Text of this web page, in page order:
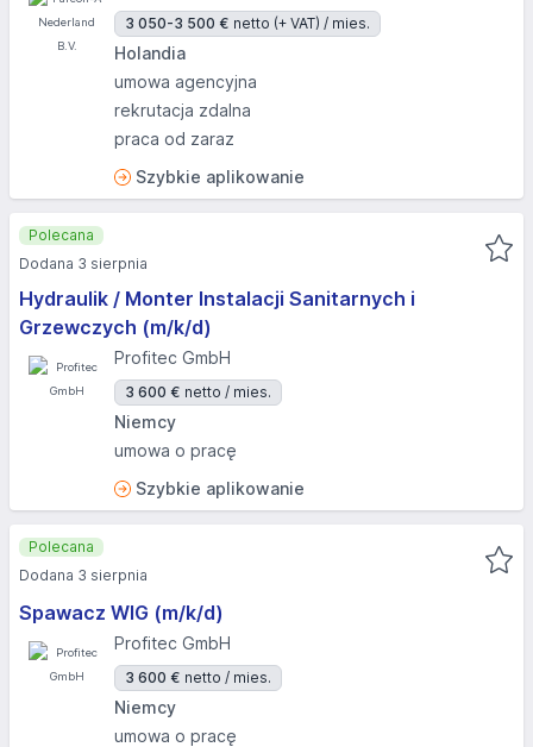
3 050-3 500 € netto (+ VAT) / mies.
Holandia
umowa agencyjna
rekrutacja zdalna
praca od zaraz
Szybkie aplikowanie
Hydraulik / Monter Instalacji Sanitarnych i
Grzewczych (m/k/d)
Profitec GmbH
3 600 € netto / mies.
Niemcy
umowa o pracę
Szybkie aplikowanie
Polecana
Dodana 3 sierpnia
Spawacz WIG (m/k/d)
Profitec GmbH
3 600 € netto / mies.
Niemcy
umowa o pracę
Polecana
Dodana 3 sierpnia